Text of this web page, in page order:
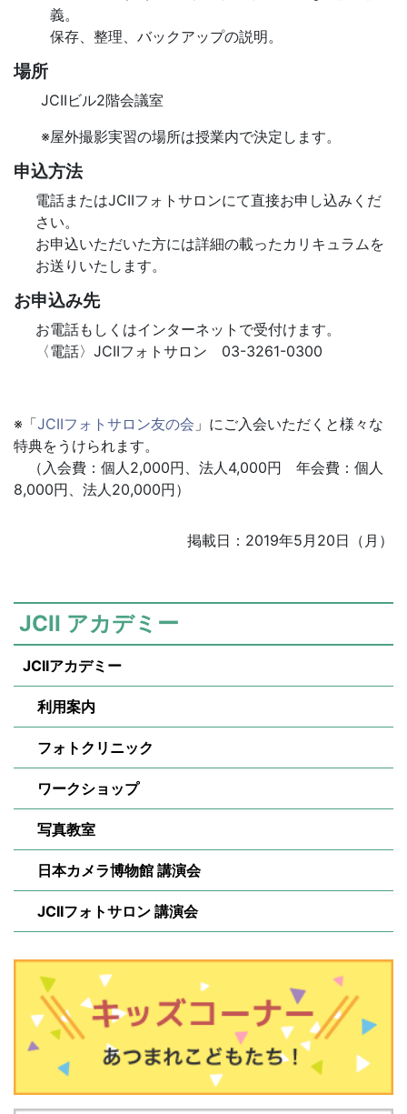
義。
保存、整理、バックアップの説明。
場所
JCIIビル2階会議室
※屋外撮影実習の場所は授業内で決定します。
申込方法
電話またはJCIIフォトサロンにて直接お申し込みくだ
さい。
お申込いただいた方には詳細の載ったカリキュラムを
お送りいたします。
お申込み先
お電話もしくはインターネットで受付けます。
〈電話〉JCIIフォトサロン 03-3261-0300
※「JCIIフォトサロン友の会 」にご入会いただくと様々な
特典をうけられます。
（入会費：個人2,000円、法人4,000円 年会費：個人
8,000円、法人20,000円）
掲載日：2019年5月20日（月）
JCII アカデミー
JCIIアカデミー
利用案内
フォトクリニック
ワークショップ
写真教室
日本カメラ博物館 講演会
JCIIフォトサロン 講演会